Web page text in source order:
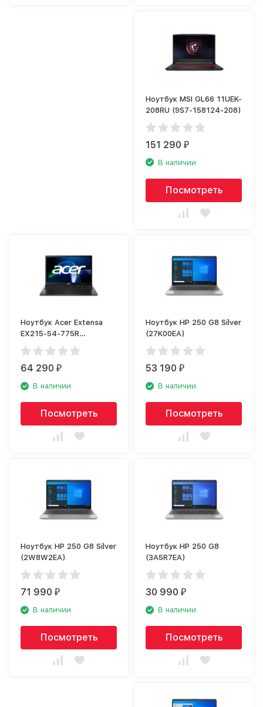
Ноутбук MSI GL66 11UEK-
208RU (9S7-158124-208)
151 290₽
В наличии
Посмотреть
Ноутбук Acer Extensa
EX215-54-775R
(NX.EGJER.002)
64 290₽
В наличии
Посмотреть
Ноутбук HP 250 G8 Silver
(27K00EA)
53 190₽
В наличии
Посмотреть
Ноутбук HP 250 G8 Silver
(2W8W2EA)
71 990₽
В наличии
Посмотреть
Ноутбук HP 250 G8
(3A5R7EA)
30 990₽
В наличии
Посмотреть